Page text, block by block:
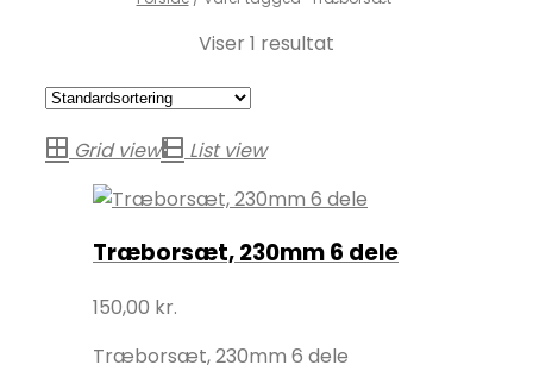
Viser 1 resultat
Grid view List view
Træborsæt, 230mm 6 dele
150,00 kr.
Træborsæt, 230mm 6 dele